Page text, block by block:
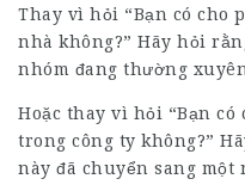
Thay vì hỏi “Bạn có cho
nhà không?” Hãy hỏi
nhóm đang thường
Hoặc thay vì hỏi “Bạn
trong công ty không?”
này đã chuyển sang một